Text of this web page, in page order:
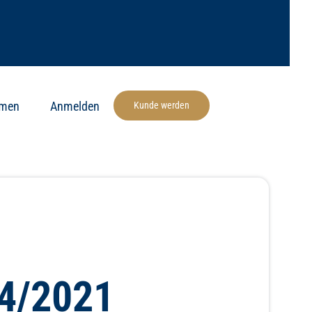
Anmelden Kunde werden
2021